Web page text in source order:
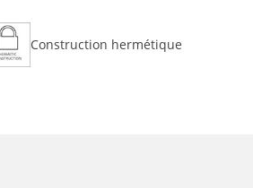
Construction hermétique